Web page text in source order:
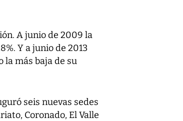
A junio de 2009 la
Y a junio de 2013
la más baja de su
seis nuevas sedes
Coronado, El Valle